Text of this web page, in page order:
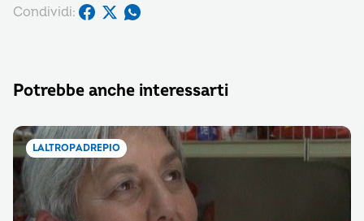
Condividi:
Potrebbe anche interessarti
LALTROPADREPIO